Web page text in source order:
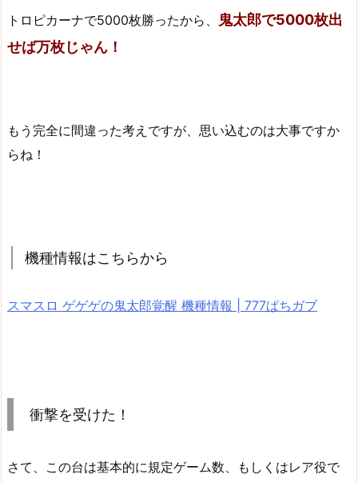
トロピカーナで5000枚勝ったから、
鬼太郎で5000枚出
せば万枚じゃん！
もう完全に間違った考えですが、思い込むのは大事ですか
らね！
機種情報はこちらから
スマスロ ゲゲゲの鬼太郎覚醒 機種情報 | 777ぱちガブ
衝撃を受けた！
さて、この台は基本的に規定ゲーム数、もしくはレア役で